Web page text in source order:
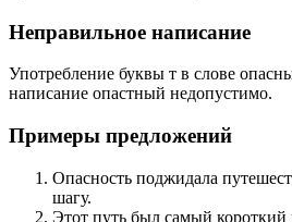
Неправильное написание
Употребление буквы т в слове
написание опастный недопустимо.
Примеры предложений
Опасность поджидала
шагу.
Этот путь был самый